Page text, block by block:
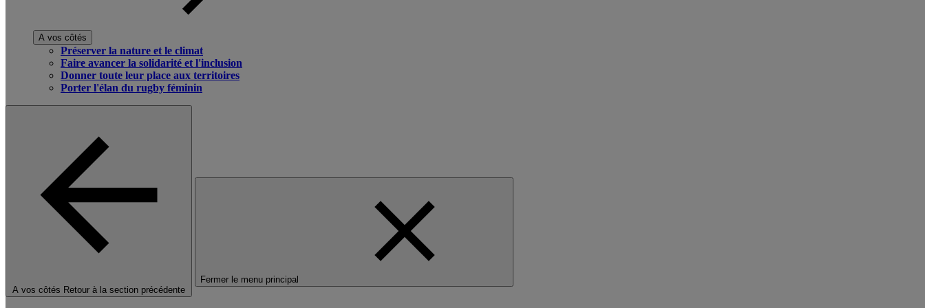
A vos côtés
Préserver la nature et le climat
Faire avancer la solidarité et l'inclusion
Donner toute leur place aux territoires
Porter l'élan du rugby féminin
A vos côtés Retour à la section précédente
Fermer le menu principal